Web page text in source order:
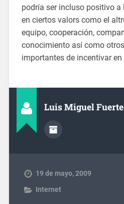
podría ser incluso positivo
en ciertos valors como el
equipo, cooperación,
conocimiento así como
importantes de incentivar
Luis Miguel
19 de mayo, 2009
Internet